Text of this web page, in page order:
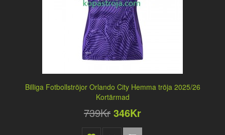
Billiga Fotbollströjor Orlando City Hemma tröja 2025/26
Kortärmad
739Kr 346Kr